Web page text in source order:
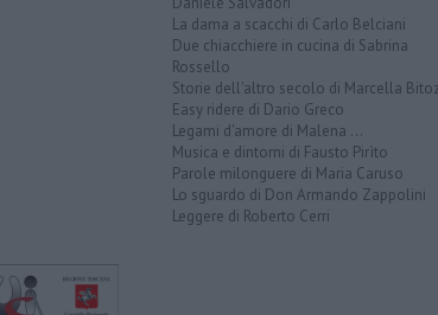
La dama a scacchi di Carlo Belciani
Due chiacchiere in cucina di Sabrina
Rossello
Storie dell'altro secolo di Marcella
Easy ridere di Dario Greco
Legami d'amore di Malena ...
Musica e dintorni di Fausto Pirìto
Parole milonguere di Maria Caruso
Lo sguardo di Don Armando Zappolini
Leggere di Roberto Cerri